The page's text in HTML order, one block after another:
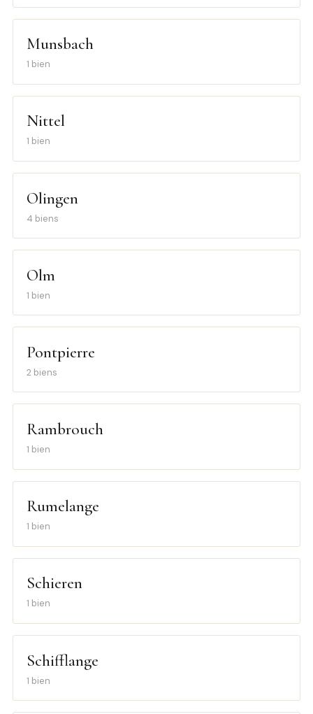
Munsbach
1 bien
Nittel
1 bien
Olingen
4 biens
Olm
1 bien
Pontpierre
2 biens
Rambrouch
1 bien
Rumelange
1 bien
Schieren
1 bien
Schifflange
1 bien